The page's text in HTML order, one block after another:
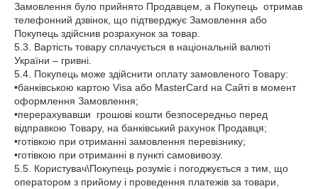
Замовлення було прийнято Продавцем, а Покупець отримав
телефонний дзвінок, що підтверджує Замовлення або
Покупець здійснив розрахунок за товар.
5.3. Вартість товару сплачується в національній валюті
України – гривні.
5.4. Покупець може здійснити оплату замовленого Товару:
•банківською картою Visa або MasterCard на Сайті в момент
оформлення Замовлення;
•перерахувавши грошові кошти безпосередньо перед
відправкою Товару, на банківський рахунок Продавця;
•готівкою при отриманні замовлення перевізнику;
•готівкою при отриманні в пункті самовивозу.
5.5. Користувач\Покупець розуміє і погоджується з тим, що
оператором з прийому і проведення платежів за товари,